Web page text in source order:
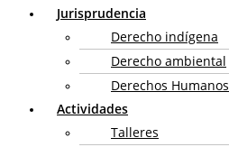
Jurisprudencia
Derecho indígena
Derecho ambiental
Derechos Humanos
Actividades
Talleres